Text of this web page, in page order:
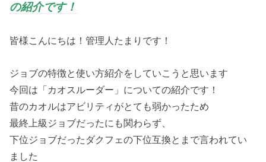
の紹介です！
皆様こんにちは！管理人たまりです！
ジョブの特徴と使い方紹介をしていこうと思います
今回は「カオスルーダー」についての紹介です！
昔のカオルはアビリティがとても弱かったため
最終上級ジョブだったにも関わらず、
下位ジョブだったダクフェの下位互換とまで言われてい
ました